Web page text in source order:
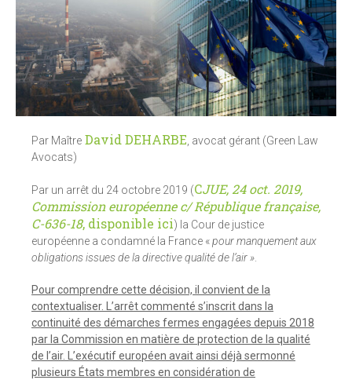
Par Maître David DEHARBE , avocat gérant (Green Law
Avocats)
Par un arrêt du 24 octobre 2019 (CJUE, 24 oct. 2019,
Commission européenne c/ République française,
C-636-18, disponible ici) la Cour de justice
européenne a condamné la France «pour manquement aux
obligations issues de la directive qualité de l’air »
Pour comprendre cette décision, il convient de la
contextualiser. L’arrêt commenté s’inscrit dans la
continuité des démarches fermes engagées depuis 2018
par la Commission en matière de protection de la qualité
de l’air. L’exécutif européen avait ainsi déjà sermonné
plusieurs États membres en considération de